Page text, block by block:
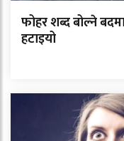
फोहर शब्द बोल्ने
हटाइयो